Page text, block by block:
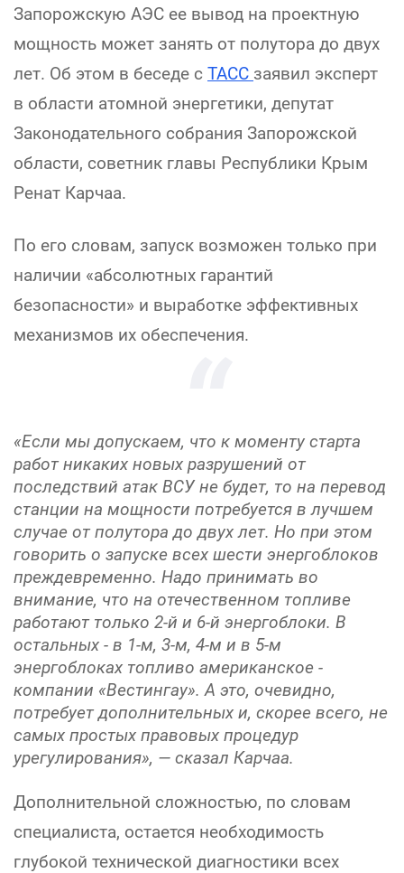
Запорожскую АЭС ее вывод на проектную
мощность может занять от полутора до двух
лет. Об этом в беседе с ТАСС заявил эксперт
в области атомной энергетики, депутат
Законодательного собрания Запорожской
области, советник главы Республики Крым
Ренат Карчаа.
По его словам, запуск возможен только при
наличии «абсолютных гарантий
безопасности» и выработке эффективных
механизмов их обеспечения.
«Если мы допускаем, что к моменту старта
работ никаких новых разрушений от
последствий атак ВСУ не будет, то на перевод
станции на мощности потребуется в лучшем
случае от полутора до двух лет. Но при этом
говорить о запуске всех шести энергоблоков
преждевременно. Надо принимать во
внимание, что на отечественном топливе
работают только 2-й и 6-й энергоблоки. В
остальных - в 1-м, 3-м, 4-м и в 5-м
энергоблоках топливо американское -
компании «Вестингау». А это, очевидно,
потребует дополнительных и, скорее всего, не
самых простых правовых процедур
урегулирования», — сказал Карчаа.
Дополнительной сложностью, по словам
специалиста, остается необходимость
глубокой технической диагностики всех